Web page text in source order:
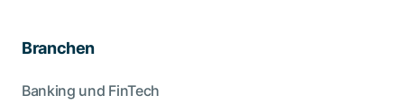
Branchen
Banking und FinTech